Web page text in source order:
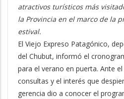
atractivos turísticos más
la Provincia en el marco de la
estival.
El Viejo Expreso Patagónico,
del Chubut, informó el
para el verano en puerta. Ante
consultas y el interés que
gerencia dio a conocer el